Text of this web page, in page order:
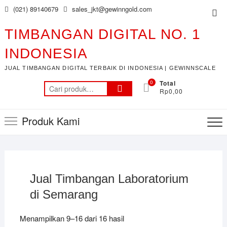
Skip
content
(021) 89140679 sales_jkt@gewinngold.com
TIMBANGAN DIGITAL NO. 1
INDONESIA
JUAL TIMBANGAN DIGITAL TERBAIK DI INDONESIA | GEWINNSCALE
Pencarian
untuk:
0 Total
Rp0,00
Produk Kami
Jual Timbangan Laboratorium
di Semarang
Menampilkan 9–16 dari 16 hasil